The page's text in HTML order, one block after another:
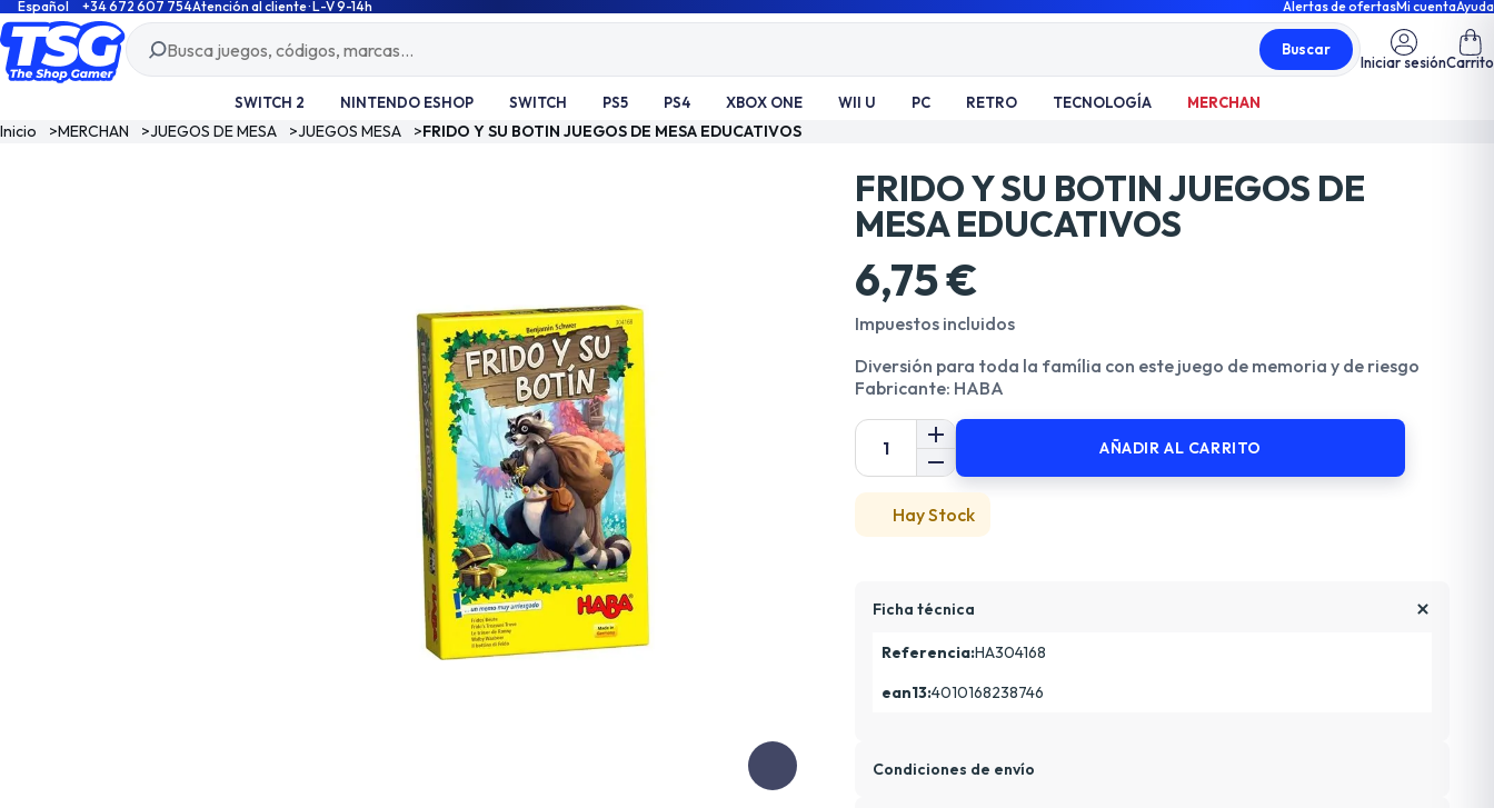
Español +34 672 607 754Atención al cliente · L-V 9-14h Alertas de ofertasMi cuentaAyuda
Buscar
Iniciar sesiónCarrito
SWITCH 2 NINTENDO ESHOP SWITCH PS5 PS4 XBOX ONE WII U PC RETRO TECNOLOGÍA MERCHAN
Inicio >MERCHAN >JUEGOS DE MESA >JUEGOS MESA >FRIDO Y SU BOTIN JUEGOS DE MESA EDUCATIVOS
FRIDO Y SU BOTIN JUEGOS DE
MESA EDUCATIVOS
6,75 €
Impuestos incluidos
Diversión para toda la família con este juego de memoria y de riesgo
Fabricante: HABA
AÑADIR AL CARRITO
Hay Stock
Ficha técnica
Referencia:HA304168
ean13:4010168238746
Condiciones de envío